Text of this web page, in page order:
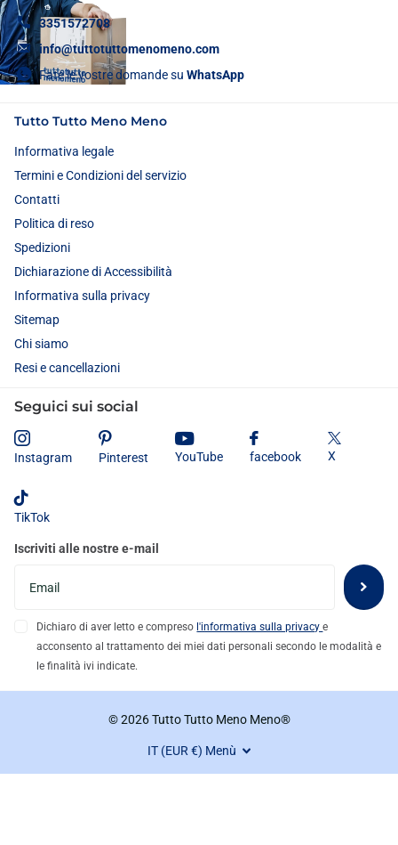
3351572708
info@tuttotuttomenomeno.com
Fate le vostre domande su WhatsApp
Tutto Tutto Meno Meno
Informativa legale
Termini e Condizioni del servizio
Contatti
Politica di reso
Spedizioni
Dichiarazione di Accessibilità
Informativa sulla privacy
Sitemap
Chi siamo
Resi e cancellazioni
Seguici sui social
Instagram Pinterest YouTube facebook X
TikTok
Iscriviti alle nostre e-mail
Dichiaro di aver letto e compreso l'informativa sulla privacye
acconsento al trattamento dei miei dati personali secondo le modalità e
le finalità ivi indicate.
©2026Tutto Tutto Meno Meno®
IT (EUR €) Menù